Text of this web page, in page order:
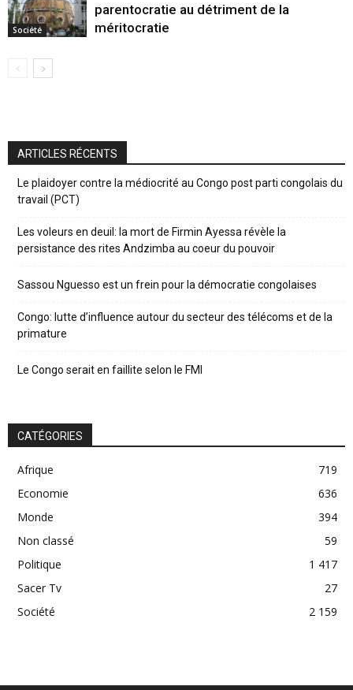
Société
parentocratie au détriment de la
méritocratie
ARTICLES RÉCENTS
Le plaidoyer contre la médiocrité au Congo post parti congolais du
travail (PCT)
Les voleurs en deuil: la mort de Firmin Ayessa révèle la
persistance des rites Andzimba au coeur du pouvoir
Sassou Nguesso est un frein pour la démocratie congolaises
Congo: lutte d’influence autour du secteur des télécoms et de la
primature
Le Congo serait en faillite selon le FMI
CATÉGORIES
Afrique
719
Economie
636
Monde
394
Non classé
59
Politique
1 417
Sacer Tv
27
Société
2 159